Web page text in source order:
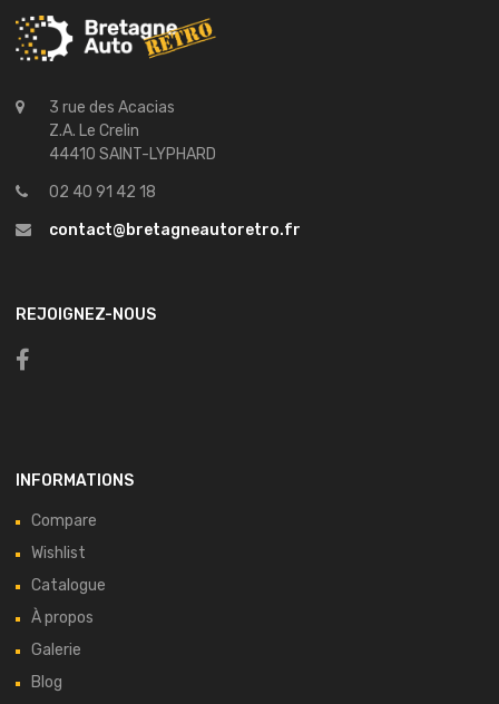
3 rue des Acacias
Z.A. Le Crelin
44410 SAINT-LYPHARD
02 40 91 42 18
contact@bretagneautoretro.fr
REJOIGNEZ-NOUS
INFORMATIONS
Compare
Wishlist
Catalogue
À propos
Galerie
Blog